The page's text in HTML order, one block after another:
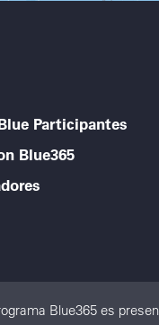
Participantes
Blue365
Blue365 es